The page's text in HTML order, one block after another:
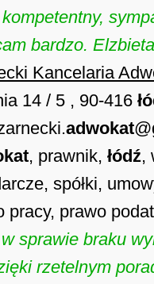
bardzo.
Kancelaria
14 / 5 , 90-416
adwokat
, prawnik, łódź,
spółki,
pracy, prawo
w sprawie braku
rzetelnym